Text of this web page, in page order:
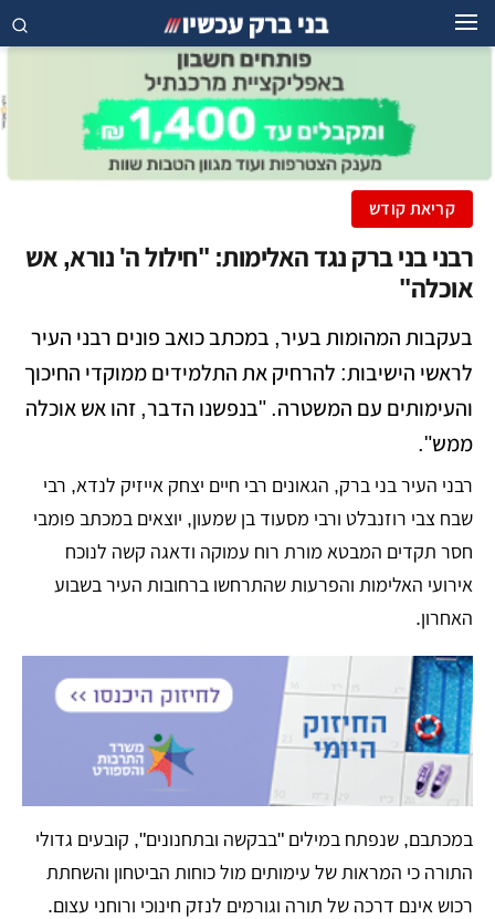
קריאת קודש
רבני בני ברק נגד האלימות: "חילול ה' נורא, אש
אוכלה"
בעקבות המהומות בעיר, במכתב כואב פונים רבני העיר
לראשי הישיבות: להרחיק את התלמידים ממוקדי החיכוך
והעימותים עם המשטרה. "בנפשנו הדבר, זהו אש אוכלה
ממש".
רבני העיר בני ברק, הגאונים רבי חיים יצחק אייזיק לנדא, רבי
שבח צבי רוזנבלט ורבי מסעוד בן שמעון, יוצאים במכתב פומבי
חסר תקדים המבטא מורת רוח עמוקה ודאגה קשה לנוכח
אירועי האלימות והפרעות שהתרחשו ברחובות העיר בשבוע
האחרון.
​במכתבם, שנפתח במילים "בבקשה ובתחנונים", קובעים גדולי
התורה כי המראות של עימותים מול כוחות הביטחון והשחתת
רכוש אינם דרכה של תורה וגורמים לנזק חינוכי ורוחני עצום.